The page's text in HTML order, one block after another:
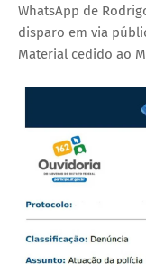
WhatsApp de
disparo em via
Material cedido ao